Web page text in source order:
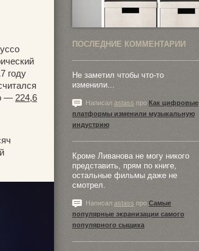
году
— 224,6
ПОСЛЕДНИЕ КОММЕНТАРИИ
Не заметил чтобы что-то
изменили...
Написал astass про Как цифровые
платформы изменили музыкальную
индустрию
Кроме Ливанова не могу никого
представить, прям по книге,
остальные фильмы даже не
смотрел.
Написал astass про Самые
популярные экранизации самого
популярного сыщика